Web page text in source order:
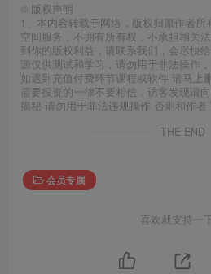
© 版权声明
1、本内容转载于网络，版权归原作者
空间服务，不拥有所有权，不承担相关
到你的版权利益，请联系我们，会尽快
源仅供测试和学习，请勿用于非法操作
如遇到充值付费环节课程或软件 请马上
需要投资的一律不要相信，访客发现请
揭秘 请勿用于非法违规操作 否则和作者
THE END
会员专属
喜欢就支持一